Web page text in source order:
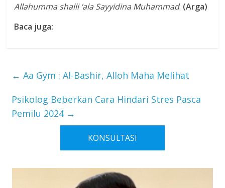
Allahumma shalli ‘ala Sayyidina Muhammad. (Arga)
Baca juga:
← Aa Gym : Al-Bashir, Alloh Maha Melihat
Psikolog Beberkan Cara Hindari Stres Pasca
Pemilu 2024 →
KONSULTASI